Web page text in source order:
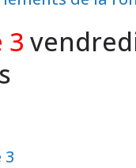
3
3